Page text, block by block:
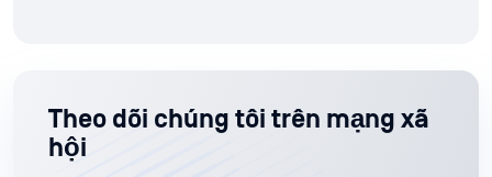
Theo dõi chúng tôi trên mạng xã
hội